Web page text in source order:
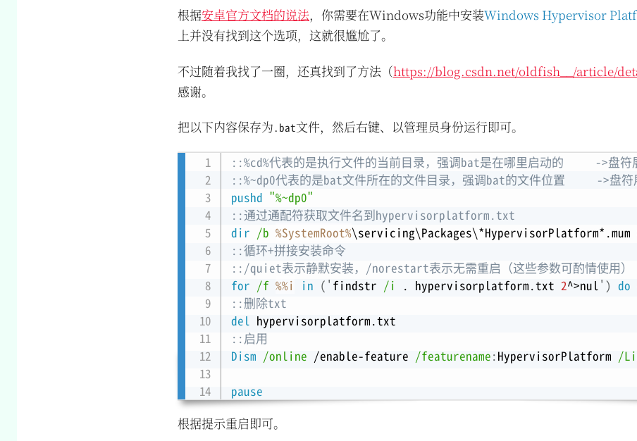
根据安卓官方文档的说法，你需要在Windows功能中安装Windows Hypervisor
上并没有找到这个选项，这就很尴尬了。
不过随着我找了一圈，还真找到了方法（https://blog.csdn.net/oldfish__/article/
感谢。
把以下内容保存为.bat文件，然后右键、以管理员身份运行即可。
::%cd%代表的是执行文件的当前目录，强调bat是在哪里启动的     ->盘符
::%~dp0代表的是bat文件所在的文件目录，强调bat的文件位置     ->盘符
pushd "%~dp0"
::通过通配符获取文件名到hypervisorplatform.txt
dir /b %SystemRoot%
::循环+拼接安装命令
::/quiet表示静默安装，/norestart表示无需重启（这些参数可酌情使用）
for /f %%i in ( ' findstr /i . hypervisorplatform.txt 2^>nul' ) do
::删除txt
del hypervisorplatform.txt
::启用
Dism /online /enable-feature /featurename:HypervisorPlatform /
pause
根据提示重启即可。